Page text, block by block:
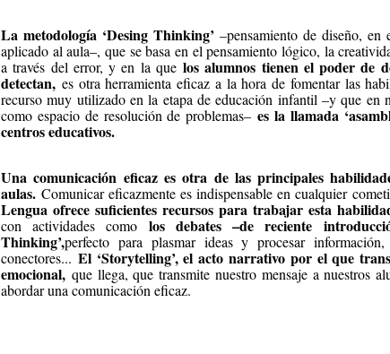
La metodología ‘Desing Thinking’ –pensamiento de diseño,
aplicado al aula–, que se basa en el pensamiento lógico, la
a través del error, y en la quelos alumnos tienen el poder de
detectan, es otra herramienta eficaz a la hora de fomentar las
recurso muy utilizado en la etapa de educación infantil –y que en
como espacio de resolución de problemas– es la llamada
centros educativos.
Una comunicación eficaz es otra de las principales
aulas.Comunicar eficazmente es indispensable en cualquier
Lengua ofrece suficientes recursos para trabajar esta
con actividades comolos debates –de reciente
Thinking’,perfecto para plasmar ideas y procesar
conectores... El ‘Storytelling’, el acto narrativo por el que
emocional, que llega, que transmite nuestro mensaje a nuestros
abordar una comunicación eficaz.